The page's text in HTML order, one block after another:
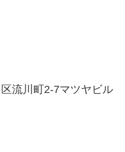
流川町2-7マツヤビル